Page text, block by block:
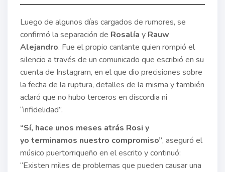
Luego de algunos días cargados de rumores, se
confirmó la separación de Rosalía y Rauw
Alejandro. Fue el propio cantante quien rompió el
silencio a través de un comunicado que escribió en su
cuenta de Instagram, en el que dio precisiones sobre
la fecha de la ruptura, detalles de la misma y también
aclaró que no hubo terceros en discordia ni
“infidelidad”.
“Sí, hace unos meses atrás Rosi y
yo terminamos nuestro compromiso”, aseguró el
músico puertorriqueño en el escrito y continuó:
“Existen miles de problemas que pueden causar una